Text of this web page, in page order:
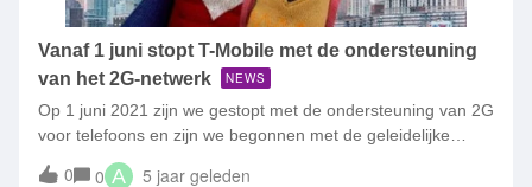
Vanaf 1 juni stopt T-Mobile met de ondersteuning
van het 2G-netwerk
NEWS
Op 1 juni 2021 zijn we gestopt met de ondersteuning van 2G
voor telefoons en zijn we begonnen met de geleidelijke
afbouw van het 2G-netwerk. Om deze reden informeren we
0 0 A 5 jaar geleden